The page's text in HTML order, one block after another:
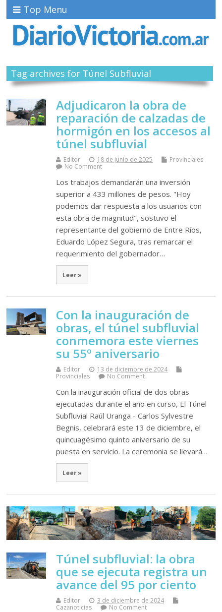
Top Menu
Tag archives for Túnel Subfluvial
Adjudicaron la obra de
reparación de calzadas de
hormigón en los accesos al
túnel subfluvial
Editor 18 de junio de 2025
Provinciales
No Comment
Los trabajos demandarán una inversión
superior a 433 millones de pesos. "Hoy
podemos dar respuesta a los usuarios con
esta obra de magnitud", sostuvo el
representante del gobierno de Entre Ríos,
Eduardo López Segura, tras remarcar el
requerimiento del gobernador…
Leer »
Con la inauguración de
obras, el túnel subfluvial
conmemora este viernes
su 55º aniversario
Editor
13 de diciembre de 2024
Provinciales
No Comment
Con la inauguración oficial de dos obras
ejecutadas durante el año en curso, El Túnel
Subfluvial Raúl Uranga - Carlos Sylvestre
Begnis, celebrará este 13 de diciembre, el
quincuagésimo quinto aniversario de su
puesta en servicio. La ceremonia se llevará…
Leer »
Túnel subfluvial: la obra
que se ejecuta registra un
avance del 95 por ciento
Editor
3 de diciembre de 2024
Cazanoticias
No Comment